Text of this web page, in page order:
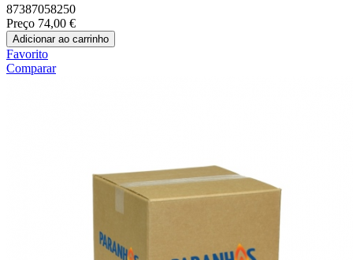
87387058250
Preço 74,00 €
Adicionar ao carrinho
Favorito
Comparar